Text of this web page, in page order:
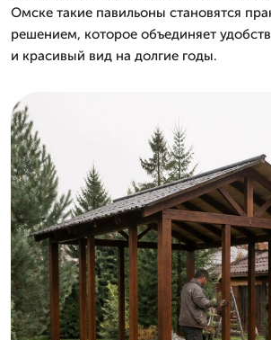
Омске такие павильоны становятся
решением, которое объединяет
и красивый вид на долгие годы.